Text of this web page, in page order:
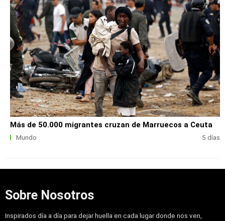
Más de 50.000 migrantes cruzan de Marruecos a Ceuta
Mundo 5 días
Sobre Nosotros
Inspirados día a día para dejar huella en cada lugar donde nos ven,